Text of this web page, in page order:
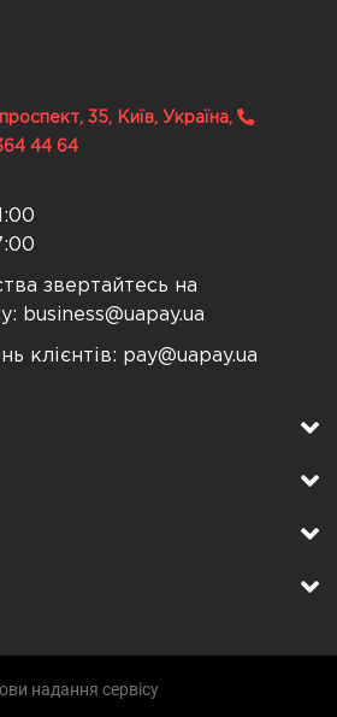
35, Київ, Україна,
44 64
звертайтесь на
business@uapay.ua
клієнтів: pay@uapay.ua
надання сервісу